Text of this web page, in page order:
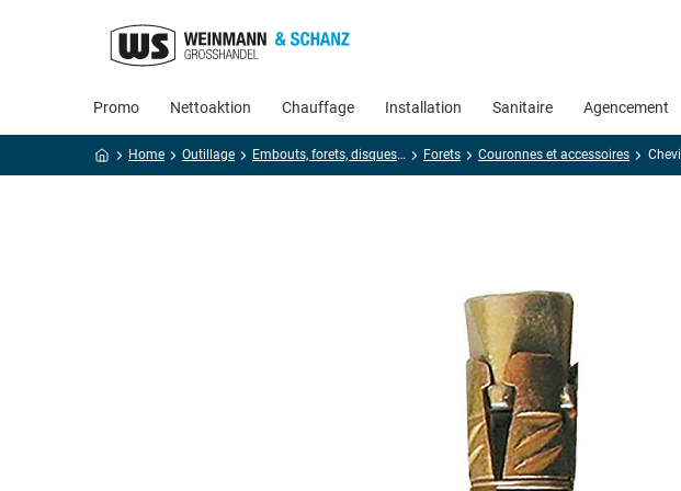
Promo Nettoaktion Chauffage Installation Sanitaire Agencement
Home Outillage Embouts, forets, disques, meulage Forets Couronnes et accessoires